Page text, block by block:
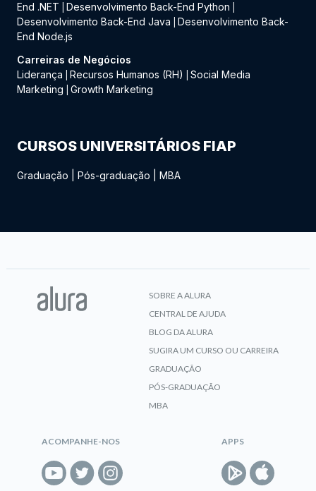
End .NET
Desenvolvimento Back-End Python
Desenvolvimento Back-End Java
Desenvolvimento Back-
End Node.js
Carreiras de Negócios
Liderança
Recursos Humanos (RH)
Social Media
Marketing
Growth Marketing
CURSOS UNIVERSITÁRIOS FIAP
Graduação Pós-graduação MBA
SOBRE A ALURA
CENTRAL DE AJUDA
BLOG DA ALURA
SUGIRA UM CURSO OU CARREIRA
GRADUAÇÃO
PÓS-GRADUAÇÃO
MBA
ACOMPANHE-NOS APPS